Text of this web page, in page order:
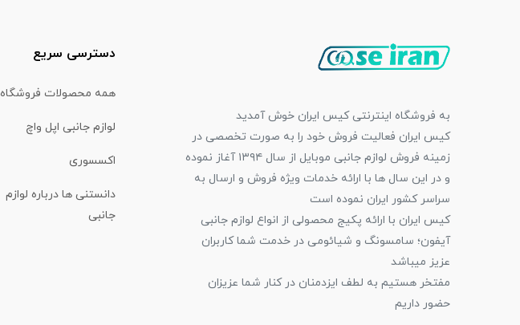
به فروشگاه اینترنتی کیس ایران خوش آمدید
کیس ایران فعالیت فروش خود را به صورت تخصصی در
زمینه فروش لوازم جانبی موبایل از سال ۱۳۹۴ آغاز نموده
و در این سال ها با ارائه خدمات ویژه فروش و ارسال به
سراسر کشور ایران نموده است
کیس ایران با ارائه پکیج محصولی از انواع لوازم جانبی
آیفون؛ سامسونگ و شیائومی در خدمت شما کاربران
عزیز میباشد
مفتخر هستیم به لطف ایزدمنان در کنار شما عزیزان
حضور داریم
دسترسی سریع
همه محصولات فروشگاه
لوازم جانبی اپل واچ
اکسسوری
دانستنی ها درباره لوازم
جانبی